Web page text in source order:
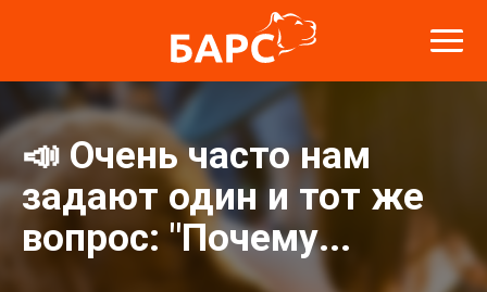
📣 Очень часто нам
задают один и тот же
вопрос: "Почему...